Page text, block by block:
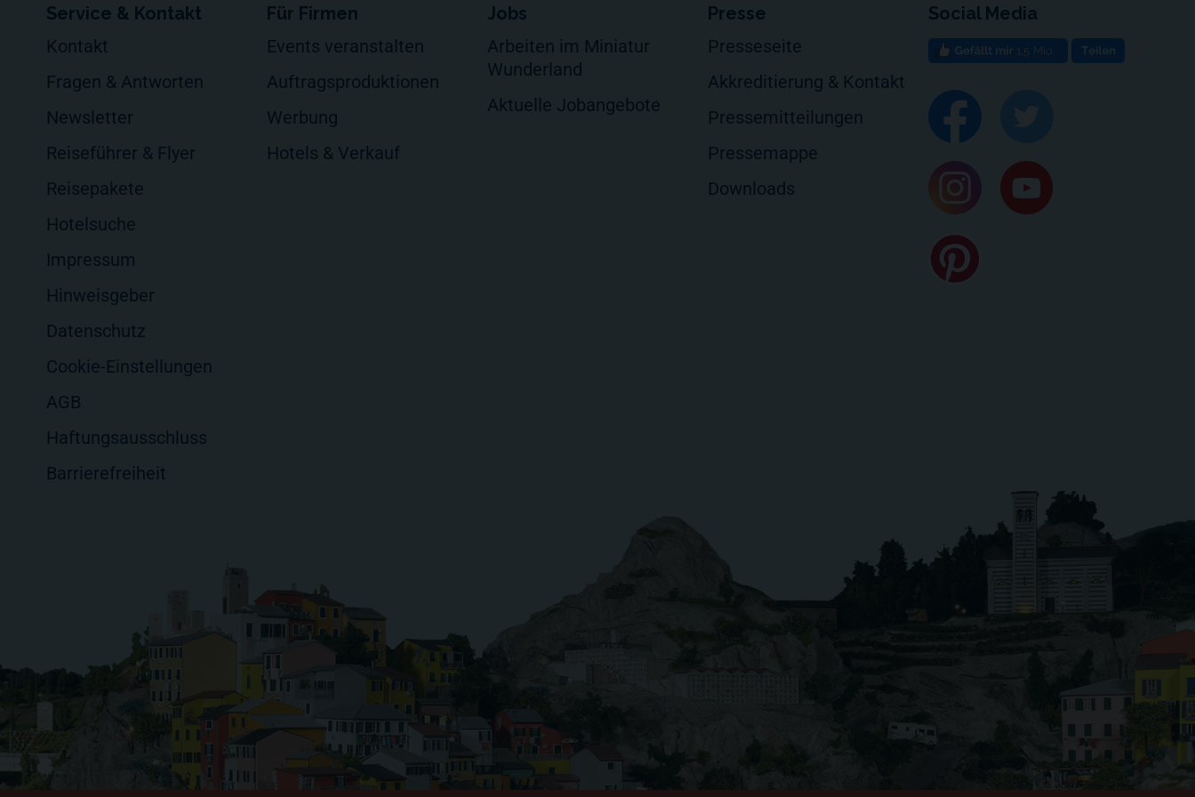
Service & Kontakt
Kontakt
Fragen & Antworten
Newsletter
Reiseführer & Flyer
Reisepakete
Hotelsuche
Impressum
Hinweisgeber
Datenschutz
Cookie-Einstellungen
AGB
Haftungsausschluss
Barrierefreiheit
Für Firmen
Events veranstalten
Auftragsproduktionen
Werbung
Hotels & Verkauf
Jobs
Arbeiten im Miniatur
Wunderland
Aktuelle Jobangebote
Presse
Presseseite
Akkreditierung & Kontakt
Pressemitteilungen
Pressemappe
Downloads
Social Media